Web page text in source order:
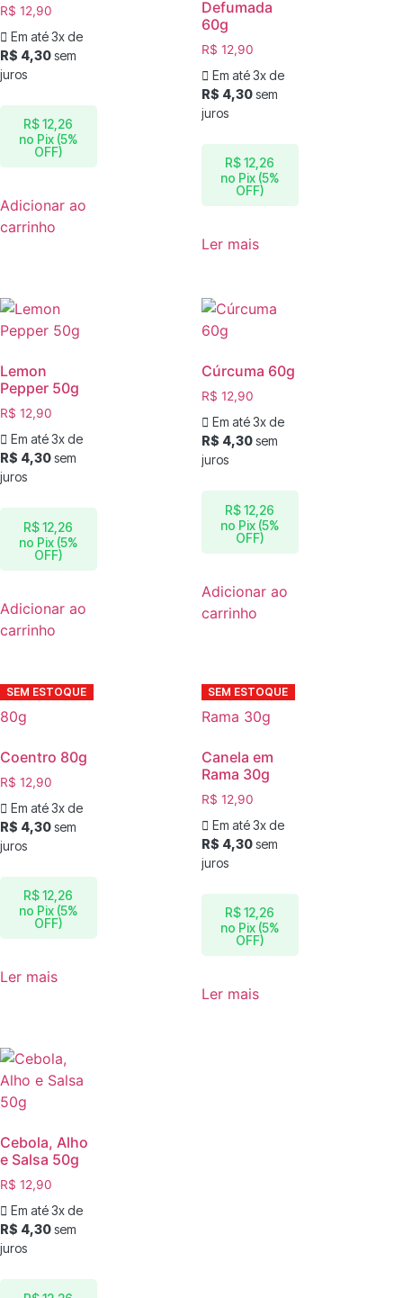
R$ 12,90
R$12,26
no Pix (5%
OFF)
Em até 3x de
R$ 4,30sem
juros
Adicionar ao
carrinho
Defumada
60g
R$ 12,90
R$12,26
no Pix (5%
OFF)
Em até 3x de
R$ 4,30sem
juros
Ler mais
Lemon
Pepper 50g
R$ 12,90
R$12,26
no Pix (5%
OFF)
Em até 3x de
R$ 4,30sem
juros
Adicionar ao
carrinho
Cúrcuma 60g
R$ 12,90
R$12,26
no Pix (5%
OFF)
Em até 3x de
R$ 4,30sem
juros
Adicionar ao
carrinho
SEM ESTOQUE
Coentro 80g
R$ 12,90
R$12,26
no Pix (5%
OFF)
Em até 3x de
R$ 4,30sem
juros
Ler mais
SEM ESTOQUE
Canela em
Rama 30g
R$ 12,90
R$12,26
no Pix (5%
OFF)
Em até 3x de
R$ 4,30sem
juros
Ler mais
Cebola, Alho
e Salsa 50g
R$ 12,90
Em até 3x de
R$ 4,30sem
juros